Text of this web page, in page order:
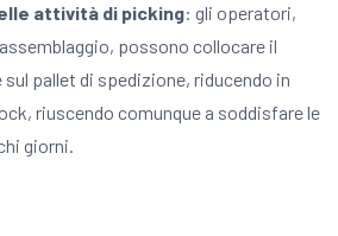
attività di picking: gli operatori,
possono collocare il
pallet di spedizione, riducendo in
riuscendo comunque a soddisfare le
giorni.